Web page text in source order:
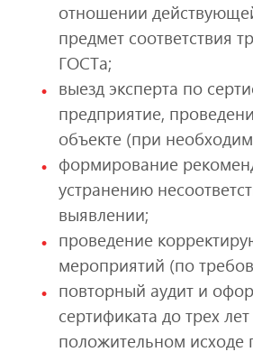
отношении
предмет соответствия
ГОСТа;
выезд эксперта по
предприятие,
объекте (при
формирование
устранению
выявлении;
проведение
мероприятий (по
повторный аудит и
сертификата до трех
положительном исходе